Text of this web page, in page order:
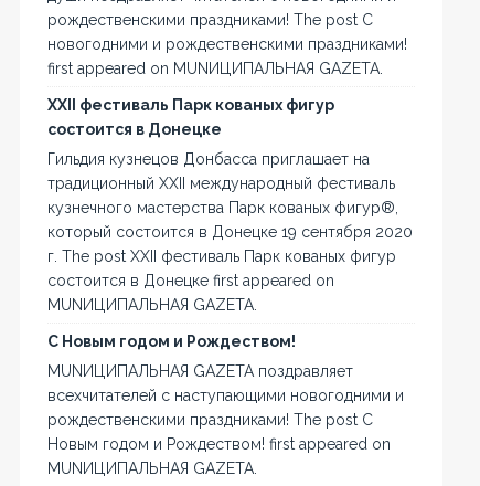
рождественскими праздниками! The post С
новогодними и рождественскими праздниками!
first appeared on MUNИЦИПАЛЬНАЯ GAZЕТА.
XXII фестиваль Парк кованых фигур
состоится в Донецке
Гильдия кузнецов Донбасса приглашает на
традиционный XXII международный фестиваль
кузнечного мастерства Парк кованых фигур®,
который состоится в Донецке 19 сентября 2020
г. The post XXII фестиваль Парк кованых фигур
состоится в Донецке first appeared on
MUNИЦИПАЛЬНАЯ GAZЕТА.
С Новым годом и Рождеством!
MUNИЦИПАЛЬНАЯ GAZЕТА поздравляет
всехчитателей с наступающими новогодними и
рождественскими праздниками! The post С
Новым годом и Рождеством! first appeared on
MUNИЦИПАЛЬНАЯ GAZЕТА.